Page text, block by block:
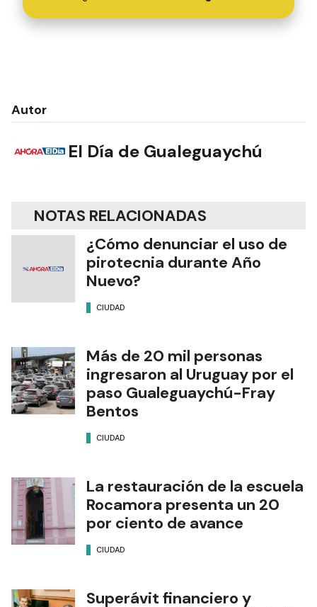
Autor
El Día de Gualeguaychú
NOTAS RELACIONADAS
¿Cómo denunciar el uso de
pirotecnia durante Año
Nuevo?
CIUDAD
Más de 20 mil personas
ingresaron al Uruguay por el
paso Gualeguaychú-Fray
Bentos
CIUDAD
La restauración de la escuela
Rocamora presenta un 20
por ciento de avance
CIUDAD
Superávit financiero y